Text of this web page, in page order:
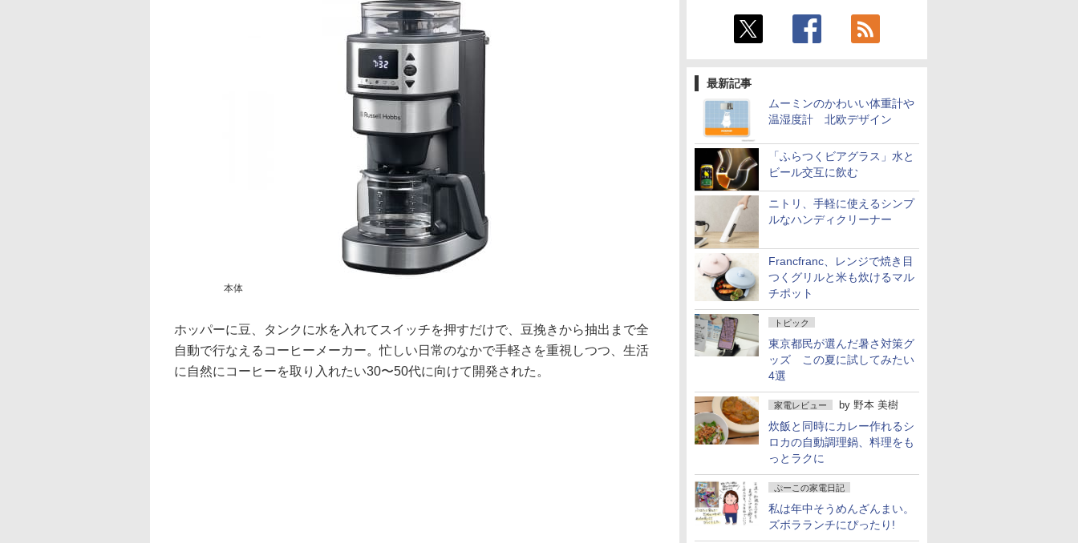
最新記事
ムーミンのかわいい体重計や
温湿度計 北欧デザイン
「ふらつくビアグラス」水と
ビール交互に飲む
ニトリ、手軽に使えるシンプ
ルなハンディクリーナー
Francfranc、レンジで焼き目
つくグリルと米も炊けるマル
チポット
トピック
東京都民が選んだ暑さ対策グ
ッズ この夏に試してみたい
4選
家電レビュー by 野本 美樹
炊飯と同時にカレー作れるシ
ロカの自動調理鍋、料理をも
っとラクに
ぷーこの家電日記
私は年中そうめんざんまい。
ズボラランチにぴったり!
本体
ホッパーに豆、タンクに水を入れてスイッチを押すだけで、豆挽きから抽出まで全
自動で行なえるコーヒーメーカー。忙しい日常のなかで手軽さを重視しつつ、生活
に自然にコーヒーを取り入れたい30〜50代に向けて開発された。